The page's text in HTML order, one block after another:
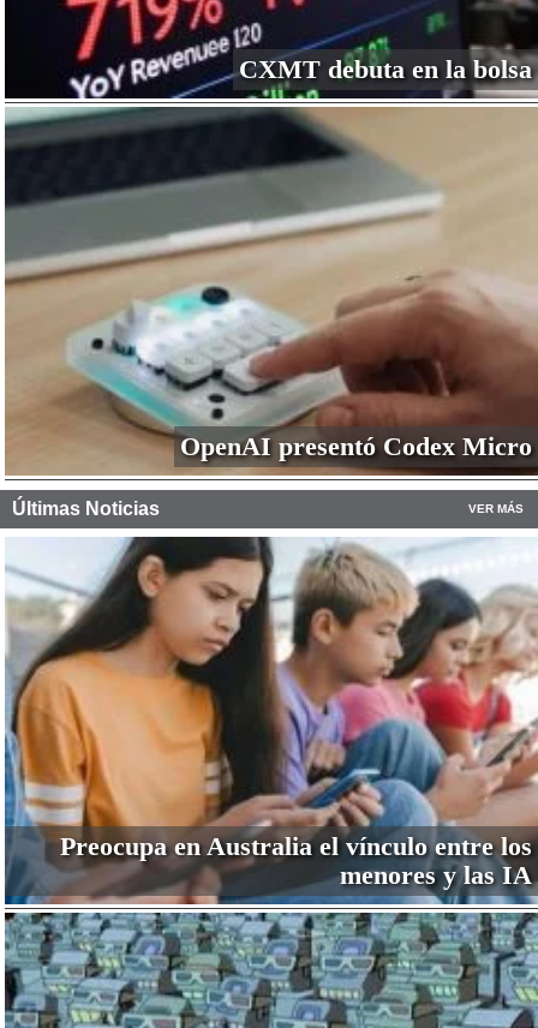
CXMT debuta en la bolsa
OpenAI presentó Codex Micro
Últimas Noticias VER MÁS
Preocupa en Australia el vínculo entre los
menores y las IA